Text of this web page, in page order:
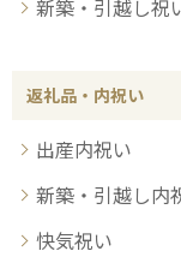
新築・引越し祝
返礼品・内祝い
出産内祝い
新築・引越し内
快気祝い